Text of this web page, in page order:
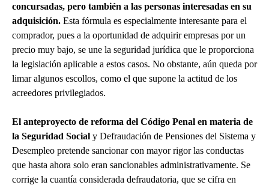
concursadas, pero también a las personas interesadas en su
adquisición. Esta fórmula es especialmente interesante para el
comprador, pues a la oportunidad de adquirir empresas por un
precio muy bajo, se une la seguridad jurídica que le proporciona
la legislación aplicable a estos casos. No obstante, aún queda por
limar algunos escollos, como el que supone la actitud de los
acreedores privilegiados.
El anteproyecto de reforma del Código Penal en materia de
la Seguridad Social y Defraudación de Pensiones del Sistema y
Desempleo pretende sancionar con mayor rigor las conductas
que hasta ahora solo eran sancionables administrativamente. Se
corrige la cuantía considerada defraudatoria, que se cifra en